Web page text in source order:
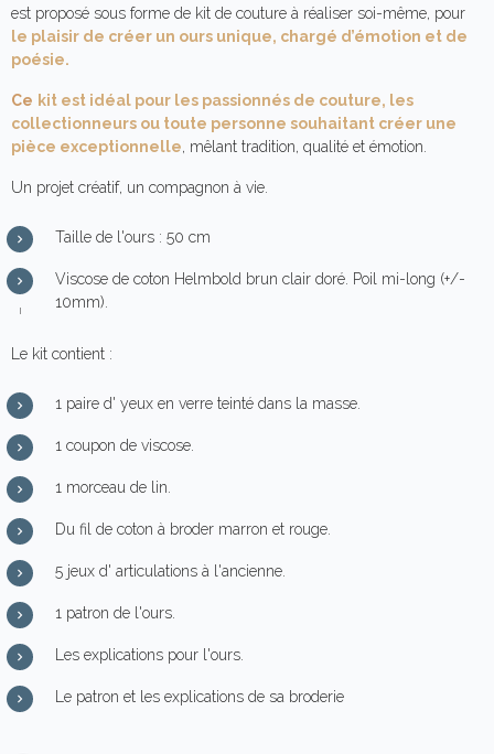
est proposé sous forme de kit de couture à réaliser soi-même, pour
le plaisir de créer un ours unique, chargé d’émotion et de
poésie.
Ce kit est idéal pour les passionnés de couture, les
collectionneurs ou toute personne souhaitant créer une
pièce exceptionnelle, mêlant tradition, qualité et émotion.
Un projet créatif, un compagnon à vie.
Taille de l'ours : 50 cm
Viscose de coton Helmbold brun clair doré. Poil mi-long (+/-
10mm).
Le kit contient :
1 paire d' yeux en verre teinté dans la masse.
1 coupon de viscose.
1 morceau de lin.
Du fil de coton à broder marron et rouge.
5 jeux d' articulations à l'ancienne.
1 patron de l'ours.
Les explications pour l'ours.
Le patron et les explications de sa broderie